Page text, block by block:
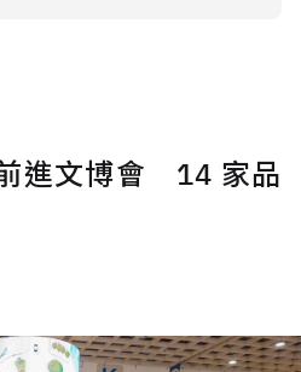
前進文博會 14 家品